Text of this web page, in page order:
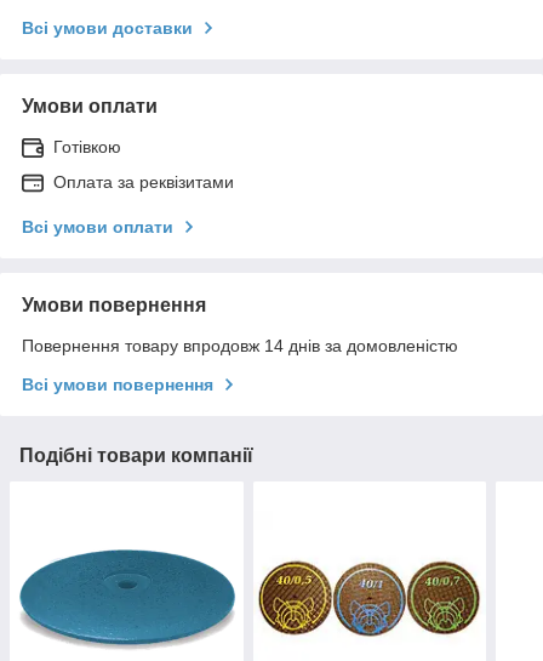
Всі умови доставки
Умови оплати
Готівкою
Оплата за реквізитами
Всі умови оплати
Умови повернення
Повернення товару впродовж 14 днів за домовленістю
Всі умови повернення
Подібні товари компанії